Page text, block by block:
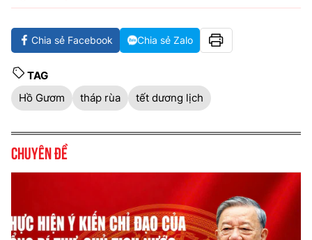
Chia sẻ Facebook Chia sẻ Zalo
TAG
Hồ Gươm
tháp rùa tết dương lịch
Chuyên đề